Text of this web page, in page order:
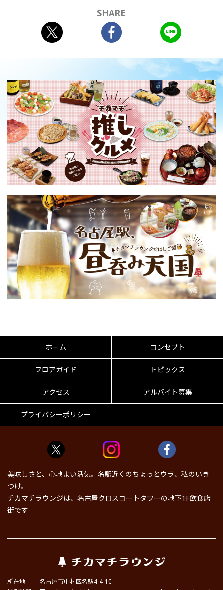
SHARE
ホーム コンセプト
フロアガイド トピックス
アクセス アルバイト募集
プライバシーポリシー
美味しさと、心地よい活気。名駅近くのちょっとウラ、私のいき
つけ。
チカマチラウンジは、名古屋クロスコートタワーの地下1F飲食店
街です
所在地
名古屋市中村区名駅4-4-10